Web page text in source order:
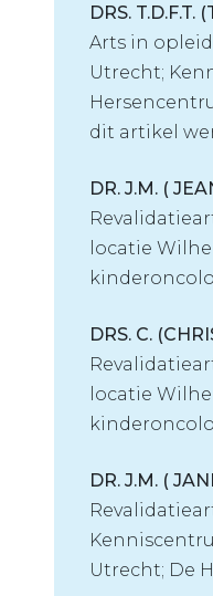
DRS. T.D.F.T.
Arts in
Utrecht;
dit artikel
DR. J.M. (
locatie
DRS. C.
locatie
DR. J.M. (
Utrecht; De